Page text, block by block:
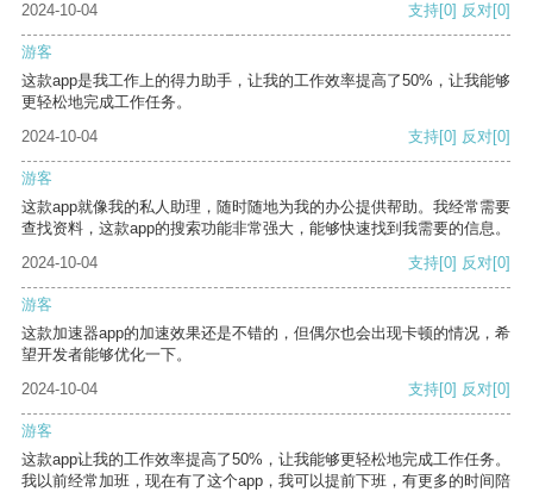
2024-10-04 支持[0] 反对[0]
游客
这款app是我工作上的得力助手，让我的工作效率提高了50%，让我能够
更轻松地完成工作任务。
2024-10-04
支持[0] 反对[0]
游客
这款app就像我的私人助理，随时随地为我的办公提供帮助。我经常需要
查找资料，这款app的搜索功能非常强大，能够快速找到我需要的信息。
2024-10-04
支持[0] 反对[0]
游客
这款加速器app的加速效果还是不错的，但偶尔也会出现卡顿的情况，希
望开发者能够优化一下。
2024-10-04
支持[0] 反对[0]
游客
这款app让我的工作效率提高了50%，让我能够更轻松地完成工作任务。
我以前经常加班，现在有了这个app，我可以提前下班，有更多的时间陪